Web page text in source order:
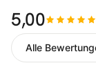
5,00
Alle